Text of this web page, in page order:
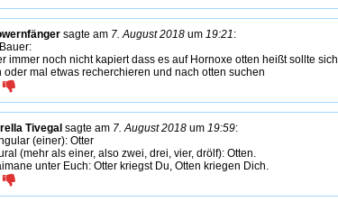
sagte am 7. August 2018 um 19:21:
immer noch nicht kapiert dass es auf Hornoxe otten heißt sollte sich
oder mal etwas recherchieren und nach otten suchen
Tivegal sagte am 7. August 2018 um 19:59:
(einer): Otter
(mehr als einer, also zwei, drei, vier, drölf): Otten.
unter Euch: Otter kriegst Du, Otten kriegen Dich.